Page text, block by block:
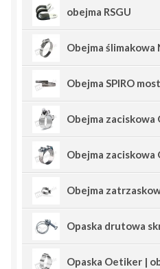
obejma RSGU
Obejma ślimakowa
Obejma SPIRO
Obejma zaciskowa
Obejma zaciskowa
Obejma
Opaska drutowa
Opaska Oetiker |